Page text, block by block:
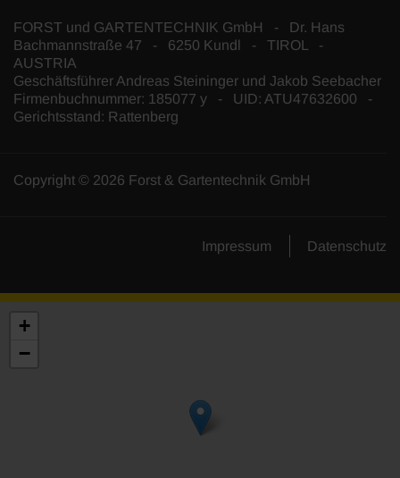
FORST und GARTENTECHNIK GmbH - Dr. Hans
Bachmannstraße 47 - 6250 Kundl - TIROL -
AUSTRIA
Geschäftsführer Andreas Steininger und Jakob Seebacher
Firmenbuchnummer: 185077 y - UID: ATU47632600 -
Gerichtsstand: Rattenberg
Copyright © 2026 Forst & Gartentechnik GmbH
Impressum Datenschutz
+
−